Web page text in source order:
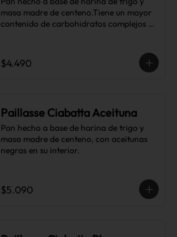
masa madre de centeno.Tiene un mayor
contenido de carbohidratos complejos
$4.490
Paillasse Ciabatta Aceituna
Pan hecho a base de harina de trigo y
masa madre de centeno, con aceitunas
negras en su interior.
$5.090